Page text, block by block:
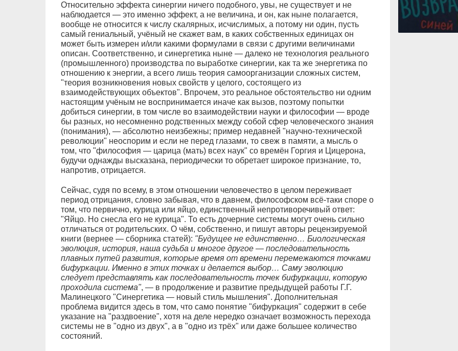
Относительно эффекта синергии ничего подобного, увы, не существует и не
наблюдается — это именно эффект, а не величина, и он, как ныне полагается,
вообще не относится к числу скалярных, исчислимых, а потому ни один, пусть
самый гениальный, учёный не скажет вам, в каких собственных единицах он
может быть измерен и/или какими формулами в связи с другими величинами
описан. Соответственно, и синергетика ныне — далеко не технология реального
(промышленного) производства по выработке синергии, как та же энергетика по
отношению к энергии, а всего лишь теория самоорганизации сложных систем,
"теория возникновения новых свойств у целого, состоящего из
взаимодействующих объектов". Впрочем, это реальное обстоятельство ни одним
настоящим учёным не воспринимается иначе как вызов, поэтому попытки
добиться синергии, в том числе во взаимодействии науки и философии — вроде
бы разных, но несомненно родственных между собой сфер человеческого знания
(понимания), — абсолютно неизбежны; пример недавней "научно-технической
революции" неоспорим и если не перед глазами, то свеж в памяти, а мысль о
том, что "философия — царица (мать) всех наук" со времён Горгия и Цицерона,
будучи однажды высказана, периодически то обретает широкое признание, то,
напротив, отрицается.
Сейчас, судя по всему, в этом отношении человечество в целом переживает
период отрицания, словно забывая, что в давнем, философском всё-таки споре о
том, что первично, курица или яйцо, единственный непротиворечивый ответ:
"Яйцо. Но снесла его не курица". То есть дочерние системы могут очень сильно
отличаться от родительских. О чём, собственно, и пишут авторы рецензируемой
книги (вернее — сборника статей): "Будущее не единственно… Биологическая
эволюция, история, наша судьба и многое другое — последовательность
плавных путей развития, которые время от времени перемежаются точками
бифуркации. Именно в этих точках и делается выбор… Саму эволюцию
следует представлять как последовательность точек бифуркации, которую
проходила система", — в продолжение и развитие предыдущей работы Г.Г.
Малинецкого "Синергетика — новый стиль мышления". Дополнительная
проблема видится здесь в том, что само понятие "бифуркация" содержит в себе
указание на "раздвоение", хотя на деле нередко означает возможность перехода
системы не в "одно из двух", а в "одно из трёх" или даже большее количество
состояний.